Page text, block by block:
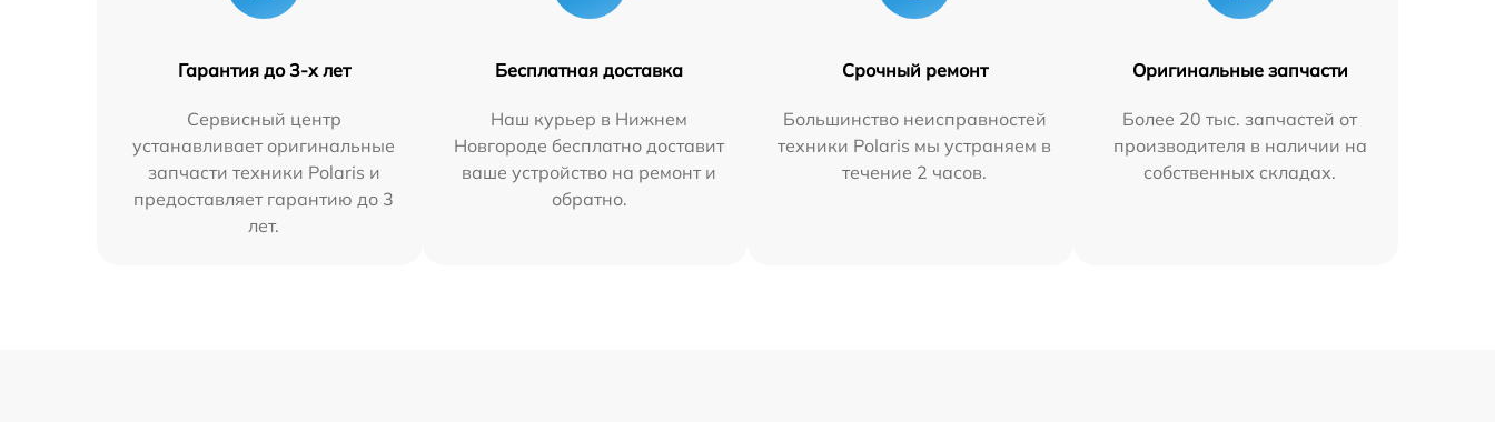
Гарантия до 3-х лет
Сервисный центр
устанавливает оригинальные
запчасти техники Polaris и
предоставляет гарантию до 3
лет.
Бесплатная доставка
Наш курьер в Нижнем
Новгороде бесплатно доставит
ваше устройство на ремонт и
обратно.
Срочный ремонт
Большинство неисправностей
техники Polaris мы устраняем в
течение 2 часов.
Оригинальные запчасти
Более 20 тыс. запчастей от
производителя в наличии на
собственных складах.